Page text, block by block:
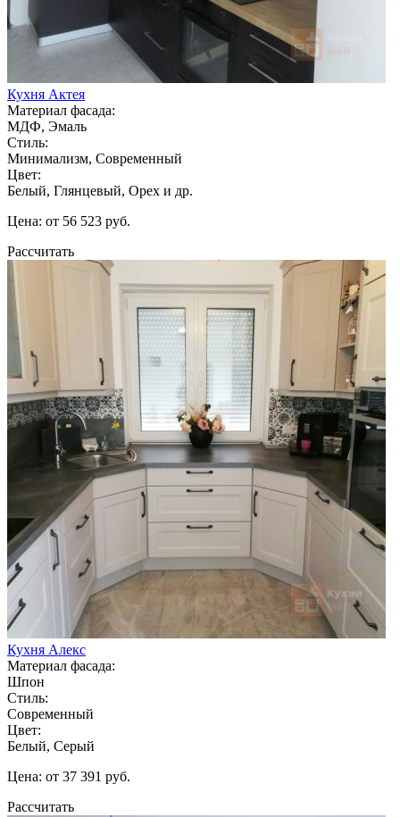
Кухня Актея
Материал фасада:
МДФ, Эмаль
Стиль:
Минимализм, Современный
Цвет:
Белый, Глянцевый, Орех и др.
Цена: от 56 523 руб.
Рассчитать
Кухня Алекс
Материал фасада:
Шпон
Стиль:
Современный
Цвет:
Белый, Серый
Цена: от 37 391 руб.
Рассчитать